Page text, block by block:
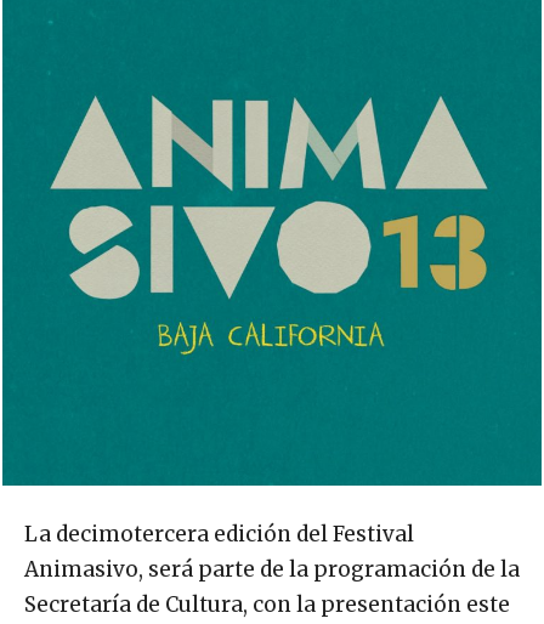
La decimotercera edición del Festival
Animasivo, será parte de la programación de la
Secretaría de Cultura, con la presentación este